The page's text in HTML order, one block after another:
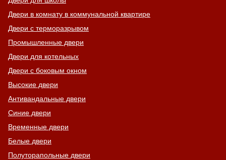
Двери в комнату в коммунальной квартире
Двери с терморазрывом
Промышленные двери
Двери для котельных
Двери с боковым окном
Высокие двери
Антивандальные двери
Синие двери
Временные двери
Белые двери
Полуторапольные двери